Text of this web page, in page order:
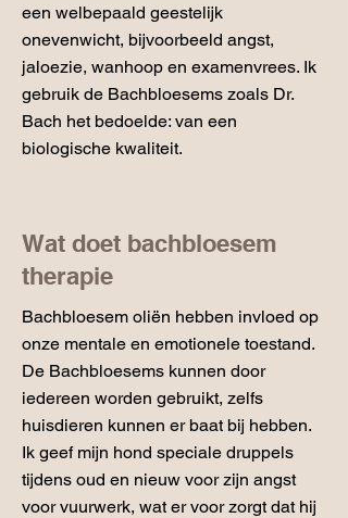
een welbepaald geestelijk
onevenwicht, bijvoorbeeld angst,
jaloezie, wanhoop en examenvrees. Ik
gebruik de Bachbloesems zoals Dr.
Bach het bedoelde: van een
biologische kwaliteit.
Wat doet bachbloesem
therapie
Bachbloesem oliën hebben invloed op
onze mentale en emotionele toestand.
De Bachbloesems kunnen door
iedereen worden gebruikt, zelfs
huisdieren kunnen er baat bij hebben.
Ik geef mijn hond speciale druppels
tijdens oud en nieuw voor zijn angst
voor vuurwerk, wat er voor zorgt dat hij